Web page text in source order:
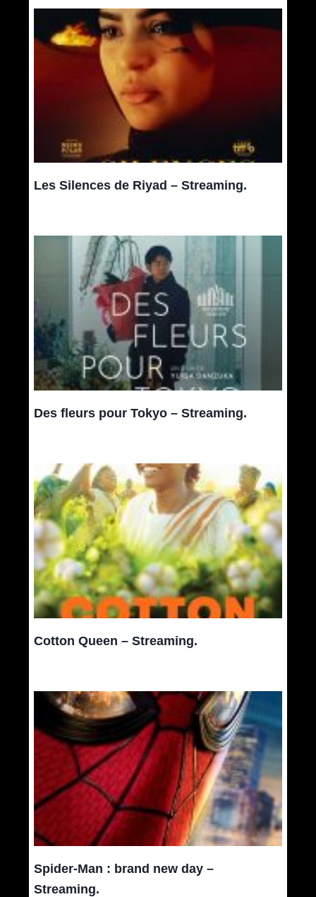
Les Silences de Riyad – Streaming.
Des fleurs pour Tokyo – Streaming.
Cotton Queen – Streaming.
Spider-Man : brand new day –
Streaming.